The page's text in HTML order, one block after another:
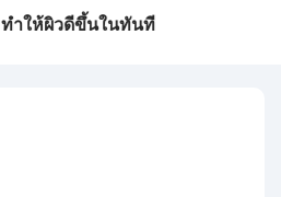
ทำให้ผิวดีขึ้นในทันที